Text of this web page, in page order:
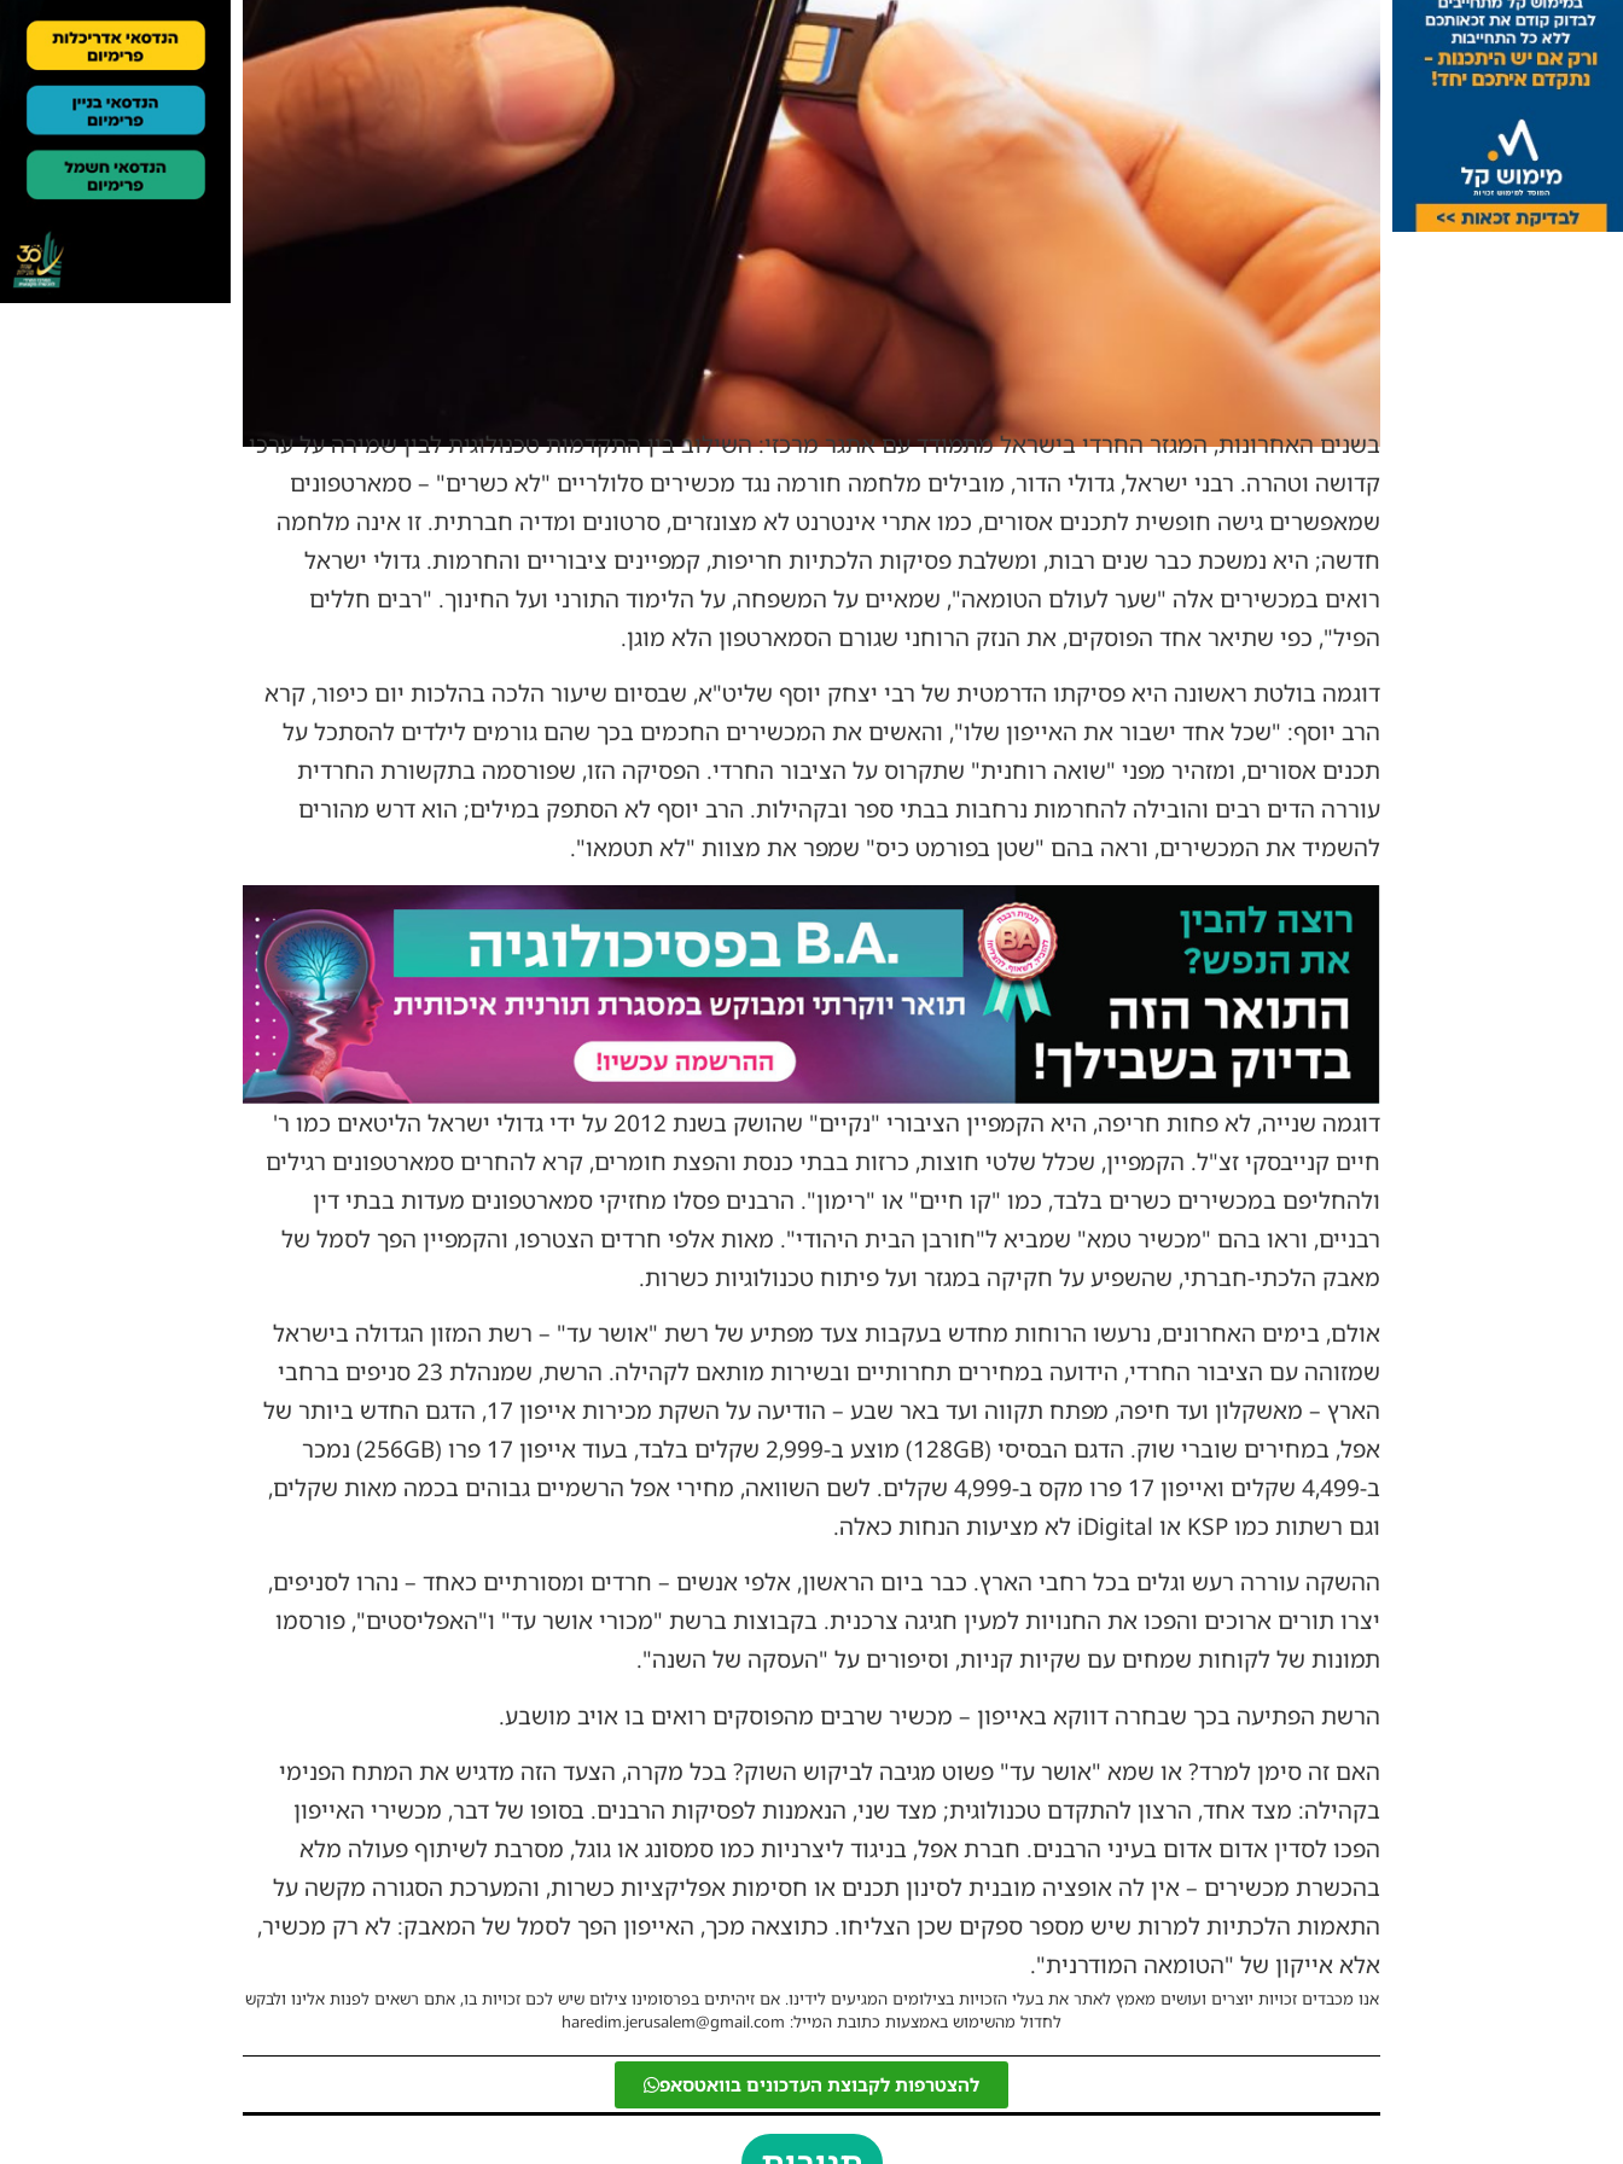
בשנים האחרונות, המגזר החרדי בישראל מתמודד עם אתגר מרכזי: השילוב בין התקדמות טכנולוגית לבין שמירה על ערכי
קדושה וטהרה. רבני ישראל, גדולי הדור, מובילים מלחמה חורמה נגד מכשירים סלולריים "לא כשרים" – סמארטפונים
שמאפשרים גישה חופשית לתכנים אסורים, כמו אתרי אינטרנט לא מצונזרים, סרטונים ומדיה חברתית. זו אינה מלחמה
חדשה; היא נמשכת כבר שנים רבות, ומשלבת פסיקות הלכתיות חריפות, קמפיינים ציבוריים והחרמות. גדולי ישראל
רואים במכשירים אלה "שער לעולם הטומאה", שמאיים על המשפחה, על הלימוד התורני ועל החינוך. "רבים חללים
הפיל", כפי שתיאר אחד הפוסקים, את הנזק הרוחני שגורם הסמארטפון הלא מוגן.
דוגמה בולטת ראשונה היא פסיקתו הדרמטית של רבי יצחק יוסף שליט"א, שבסיום שיעור הלכה בהלכות יום כיפור, קרא
הרב יוסף: "שכל אחד ישבור את האייפון שלו", והאשים את המכשירים החכמים בכך שהם גורמים לילדים להסתכל על
תכנים אסורים, ומזהיר מפני "שואה רוחנית" שתקרוס על הציבור החרדי. הפסיקה הזו, שפורסמה בתקשורת החרדית
עוררה הדים רבים והובילה להחרמות נרחבות בבתי ספר ובקהילות. הרב יוסף לא הסתפק במילים; הוא דרש מהורים
להשמיד את המכשירים, וראה בהם "שטן בפורמט כיס" שמפר את מצוות "לא תטמאו".
דוגמה שנייה, לא פחות חריפה, היא הקמפיין הציבורי "נקיים" שהושק בשנת 2012 על ידי גדולי ישראל הליטאים כמו ר'
חיים קנייבסקי זצ"ל. הקמפיין, שכלל שלטי חוצות, כרזות בבתי כנסת והפצת חומרים, קרא להחרים סמארטפונים רגילים
ולהחליפם במכשירים כשרים בלבד, כמו "קו חיים" או "רימון". הרבנים פסלו מחזיקי סמארטפונים מעדות בבתי דין
רבניים, וראו בהם "מכשיר טמא" שמביא ל"חורבן הבית היהודי". מאות אלפי חרדים הצטרפו, והקמפיין הפך לסמל של
מאבק הלכתי-חברתי, שהשפיע על חקיקה במגזר ועל פיתוח טכנולוגיות כשרות.
אולם, בימים האחרונים, נרעשו הרוחות מחדש בעקבות צעד מפתיע של רשת "אושר עד" – רשת המזון הגדולה בישראל
שמזוהה עם הציבור החרדי, הידועה במחירים תחרותיים ובשירות מותאם לקהילה. הרשת, שמנהלת 23 סניפים ברחבי
הארץ – מאשקלון ועד חיפה, מפתח תקווה ועד באר שבע – הודיעה על השקת מכירות אייפון 17, הדגם החדש ביותר של
אפל, במחירים שוברי שוק. הדגם הבסיסי (128GB) מוצע ב-2,999 שקלים בלבד, בעוד אייפון 17 פרו (256GB) נמכר
ב-4,499 שקלים ואייפון 17 פרו מקס ב-4,999 שקלים. לשם השוואה, מחירי אפל הרשמיים גבוהים בכמה מאות שקלים,
וגם רשתות כמו KSP או iDigital לא מציעות הנחות כאלה.
ההשקה עוררה רעש וגלים בכל רחבי הארץ. כבר ביום הראשון, אלפי אנשים – חרדים ומסורתיים כאחד – נהרו לסניפים,
יצרו תורים ארוכים והפכו את החנויות למעין חגיגה צרכנית. בקבוצות ברשת "מכורי אושר עד" ו"האפליסטים", פורסמו
תמונות של לקוחות שמחים עם שקיות קניות, וסיפורים על "העסקה של השנה".
הרשת הפתיעה בכך שבחרה דווקא באייפון – מכשיר שרבים מהפוסקים רואים בו אויב מושבע.
האם זה סימן למרד? או שמא "אושר עד" פשוט מגיבה לביקוש השוק? בכל מקרה, הצעד הזה מדגיש את המתח הפנימי
בקהילה: מצד אחד, הרצון להתקדם טכנולוגית; מצד שני, הנאמנות לפסיקות הרבנים. בסופו של דבר, מכשירי האייפון
הפכו לסדין אדום אדום בעיני הרבנים. חברת אפל, בניגוד ליצרניות כמו סמסונג או גוגל, מסרבת לשיתוף פעולה מלא
בהכשרת מכשירים – אין לה אופציה מובנית לסינון תכנים או חסימות אפליקציות כשרות, והמערכת הסגורה מקשה על
התאמות הלכתיות למרות שיש מספר ספקים שכן הצליחו. כתוצאה מכך, האייפון הפך לסמל של המאבק: לא רק מכשיר,
אלא אייקון של "הטומאה המודרנית".
אנו מכבדים זכויות יוצרים ועושים מאמץ לאתר את בעלי הזכויות בצילומים המגיעים לידינו. אם זיהיתים בפרסומינו צילום שיש לכם זכויות בו, אתם רשאים לפנות אלינו ולבקש
לחדול מהשימוש באמצעות כתובת המייל: haredim.jerusalem@gmail.com
להצטרפות לקבוצת העדכונים בוואטסאפ